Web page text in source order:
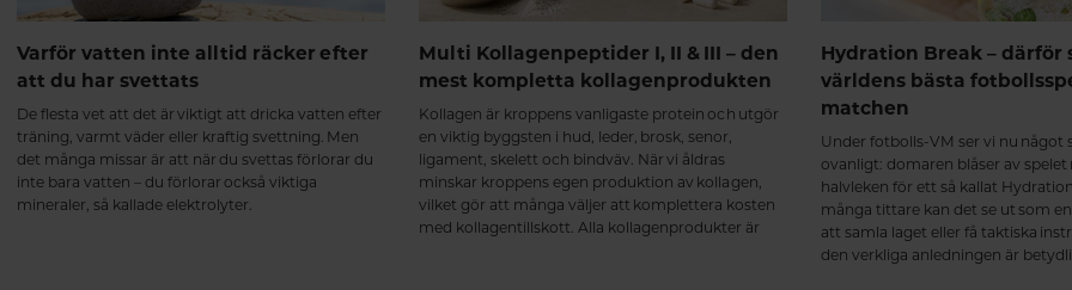
Varför vatten inte alltid räcker efter
att du har svettats
De flesta vet att det är viktigt att dricka vatten efter
träning, varmt väder eller kraftig svettning. Men
det många missar är att när du svettas förlorar du
inte bara vatten – du förlorar också viktiga
mineraler, så kallade elektrolyter.
Multi Kollagenpeptider I, II & III – den
mest kompletta kollagenprodukten
Kollagen är kroppens vanligaste protein och utgör
en viktig byggsten i hud, leder, brosk, senor,
ligament, skelett och bindväv. När vi åldras
minskar kroppens egen produktion av kollagen,
vilket gör att många väljer att komplettera kosten
med kollagentillskott. Alla kollagenprodukter är
Hydration Break – därför
världens bästa
matchen
Under fotbolls-VM ser vi nu något
ovanligt: domaren blåser av
halvleken för ett så kallat
många tittare kan det se ut som
att samla laget eller få taktiska
den verkliga anledningen är